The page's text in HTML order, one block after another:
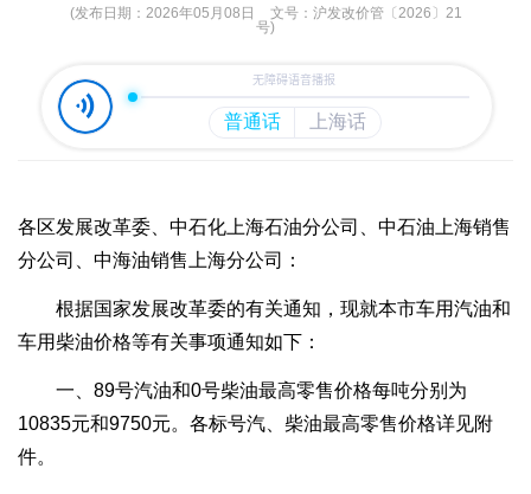
(发布日期：2026年05月08日
文号：沪发改价管〔2026〕21
号)
各区发展改革委、中石化上海石油分公司、中石油上海销售
分公司、中海油销售上海分公司：
根据国家发展改革委的有关通知，现就本市车用汽油和
车用柴油价格等有关事项通知如下：
一、89号汽油和0号柴油最高零售价格每吨分别为
10835元和9750元。各标号汽、柴油最高零售价格详见附
件。